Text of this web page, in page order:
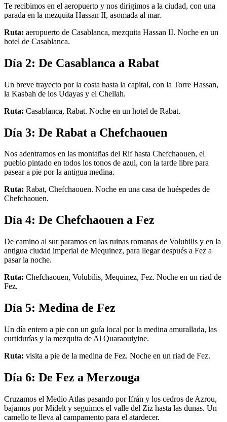
Te recibimos en el aeropuerto y nos dirigimos a la ciudad, con una
parada en la mezquita Hassan II, asomada al mar.
Ruta: aeropuerto de Casablanca, mezquita Hassan II. Noche en un
hotel de Casablanca.
Día 2: De Casablanca a Rabat
Un breve trayecto por la costa hasta la capital, con la Torre Hassan,
la Kasbah de los Udayas y el Chellah.
Ruta: Casablanca, Rabat. Noche en un hotel de Rabat.
Día 3: De Rabat a Chefchaouen
Nos adentramos en las montañas del Rif hasta Chefchaouen, el
pueblo pintado en todos los tonos de azul, con la tarde libre para
pasear a pie por la antigua medina.
Ruta: Rabat, Chefchaouen. Noche en una casa de huéspedes de
Chefchaouen.
Día 4: De Chefchaouen a Fez
De camino al sur paramos en las ruinas romanas de Volubilis y en la
antigua ciudad imperial de Mequinez, para llegar después a Fez a
pasar la noche.
Ruta: Chefchaouen, Volubilis, Mequinez, Fez. Noche en un riad de
Fez.
Día 5: Medina de Fez
Un día entero a pie con un guía local por la medina amurallada, las
curtidurías y la mezquita de Al Quaraouiyine.
Ruta: visita a pie de la medina de Fez. Noche en un riad de Fez.
Día 6: De Fez a Merzouga
Cruzamos el Medio Atlas pasando por Ifrán y los cedros de Azrou,
bajamos por Midelt y seguimos el valle del Ziz hasta las dunas. Un
camello te lleva al campamento para el atardecer.